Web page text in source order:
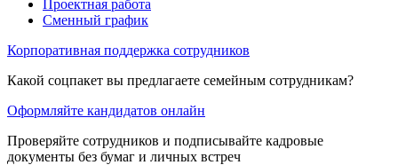
Проектная работа
Сменный график
Корпоративная поддержка сотрудников
Какой соцпакет вы предлагаете семейным сотрудникам?
Оформляйте кандидатов онлайн
Проверяйте сотрудников и подписывайте кадровые
документы без бумаг и личных встреч